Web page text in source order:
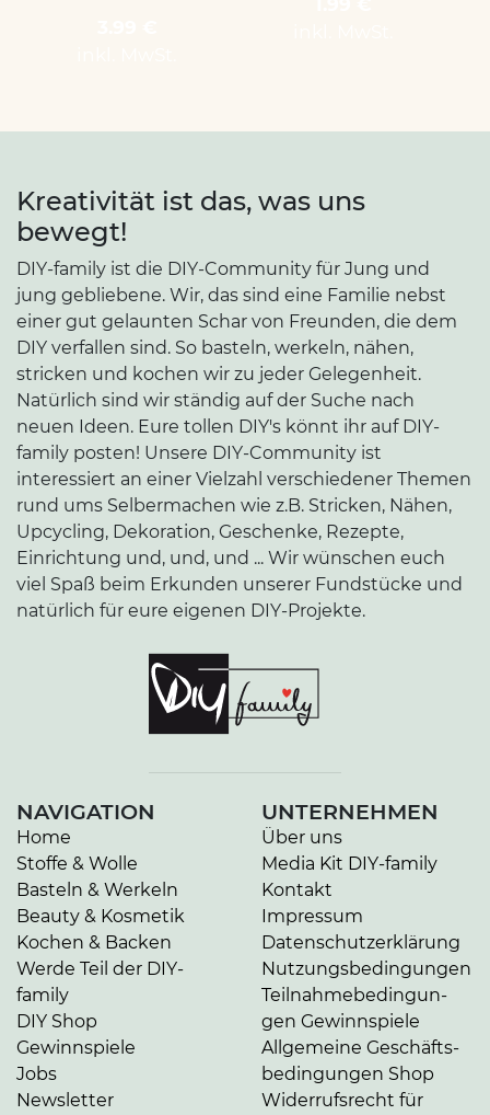
Kreativität ist das, was uns
bewegt!
DIY-family ist die DIY-Community für Jung und
jung gebliebene. Wir, das sind eine Familie nebst
einer gut gelaunten Schar von Freunden, die dem
DIY verfallen sind. So basteln, werkeln, nähen,
stricken und kochen wir zu jeder Gelegenheit.
Natürlich sind wir ständig auf der Suche nach
neuen Ideen. Eure tollen DIY's könnt ihr auf DIY-
family posten! Unsere DIY-Community ist
interessiert an einer Vielzahl verschiedener Themen
rund ums Selbermachen wie z.B. Stricken, Nähen,
Upcycling, Dekoration, Geschenke, Rezepte,
Einrichtung und, und, und ... Wir wünschen euch
viel Spaß beim Erkunden unserer Fundstücke und
natürlich für eure eigenen DIY-Projekte.
NAVIGATION
Home
Stoffe & Wolle
Basteln & Werkeln
Beauty & Kosmetik
Kochen & Backen
Werde Teil der DIY-
family
DIY Shop
Gewinnspiele
Jobs
Newsletter
UNTERNEHMEN
Über uns
Media Kit DIY-family
Kontakt
Impressum
Da­ten­schutz­er­klä­rung
Nut­zungs­be­din­gun­gen
Teil­nah­me­be­din­gun­
gen Gewinnspiele
Allgemeine Ge­schäfts­
be­din­gun­gen Shop
Widerrufsrecht für